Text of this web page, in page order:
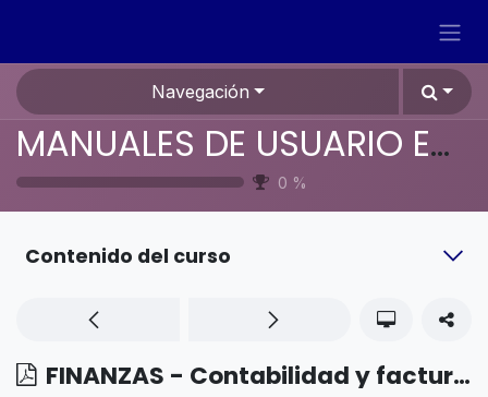
Navegación
MANUALES DE USUARIO EN ESPAÑOL ODOO 19
0 %
Contenido del curso
FINANZAS - Contabilidad y facturación - Cuentas confiables (enviar dinero)